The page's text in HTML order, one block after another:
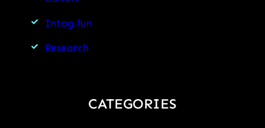
Intag.fun
Research
CATEGORIES